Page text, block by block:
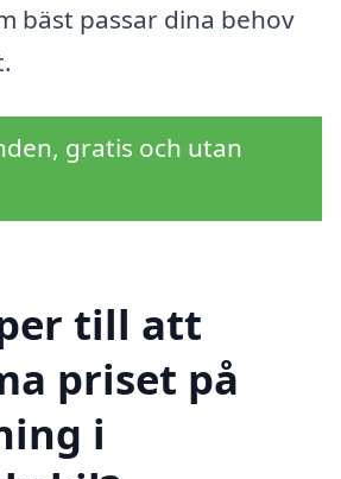
bäst passar dina behov
gratis och utan
till att
priset på
i